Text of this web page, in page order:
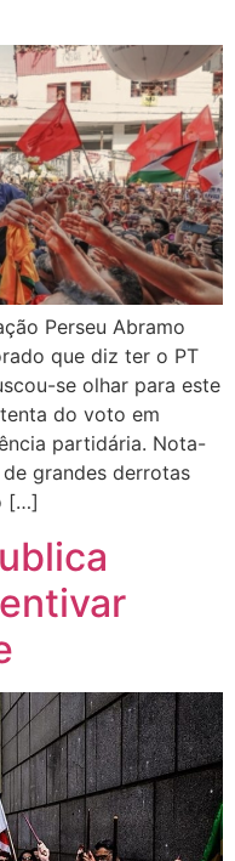
Perseu Abramo
que diz ter o PT
se olhar para este
do voto em
partidária. Nota-
grandes derrotas
[…]